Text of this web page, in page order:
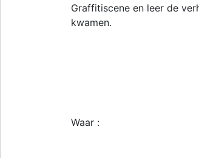
Graffitiscene en leer de
kwamen.
Waar :